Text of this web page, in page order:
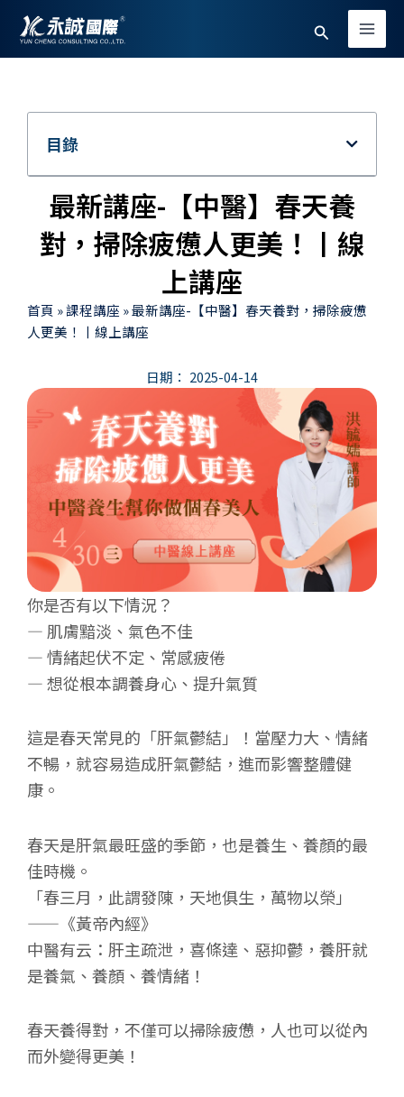
搜
尋
Main
目錄
最新講座-【中醫】春天養
對，掃除疲憊人更美！丨線
上講座
首頁 »課程講座 »最新講座-【中醫】春天養對，掃除疲憊
人更美！丨線上講座
日期： 2025-04-14
你是否有以下情況？
— 肌膚黯淡、氣色不佳
— 情緒起伏不定、常感疲倦
— 想從根本調養身心、提升氣質
這是春天常見的「肝氣鬱結」！當壓力大、情緒
不暢，就容易造成肝氣鬱結，進而影響整體健
康。
春天是肝氣最旺盛的季節，也是養生、養顏的最
佳時機。
「春三月，此謂發陳，天地俱生，萬物以榮」
——《黃帝內經》
中醫有云：肝主疏泄，喜條達、惡抑鬱，養肝就
是養氣、養顏、養情緒！
春天養得對，不僅可以掃除疲憊，人也可以從內
而外變得更美！